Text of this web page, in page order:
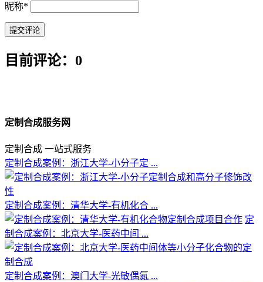
昵称*
目前评论：0
定制合成服务网
定制合成 一站式服务
定制合成案例：浙江大学-小分子定 ...
定制合成案例：清华大学-有机化合 ...
定
制合成案例：北京大学-医药中间 ...
定制合成案例：澳门大学-光敏偶氮 ...